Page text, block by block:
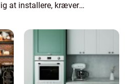
at installere, kræver
...